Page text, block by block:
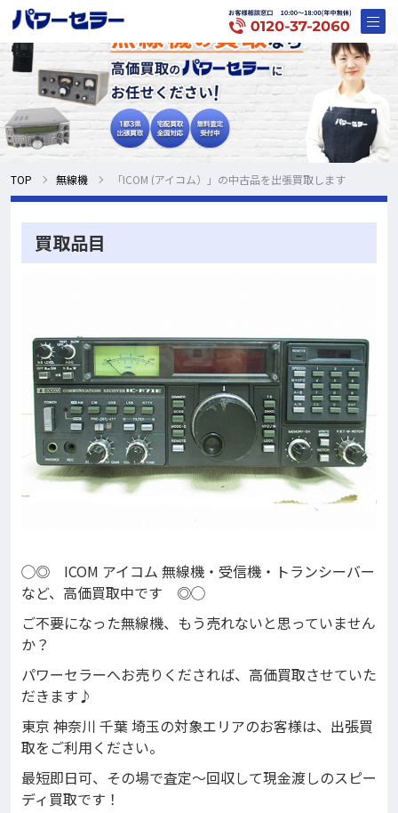
TOP 無線機 「ICOM (アイコム）」の中古品を出張買取します
買取品目
◯◎ ICOM アイコム 無線機・受信機・トランシーバー
など、高価買取中です ◎◯
ご不要になった無線機、もう売れないと思っていません
か？
パワーセラーへお売りくだされば、高価買取させていた
だきます♪
東京 神奈川 千葉 埼玉の対象エリアのお客様は、出張買
取をご利用ください。
最短即日可、その場で査定〜回収して現金渡しのスピー
ディ買取です！